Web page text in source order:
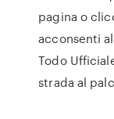
pagina o
acconsenti
Todo
strada al